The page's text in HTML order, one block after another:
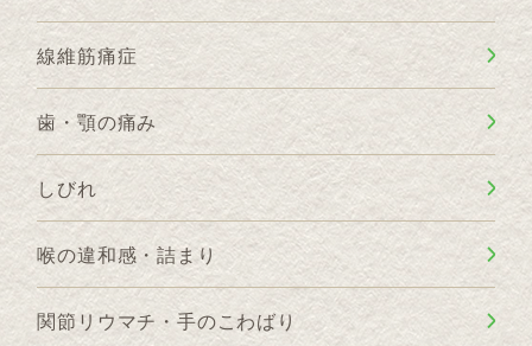
線維筋痛症
歯・顎の痛み
しびれ
喉の違和感・詰まり
関節リウマチ・手のこわばり